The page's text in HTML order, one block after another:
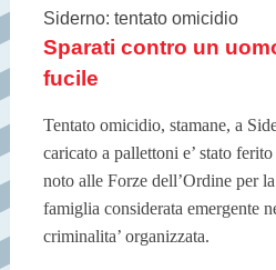
Siderno: tentato omicidio
Sparati contro un
fucile
Tentato omicidio, stamane, a
caricato a pallettoni e’ stato
noto alle Forze dell’Ordine per
famiglia considerata emergente
criminalita’ organizzata.